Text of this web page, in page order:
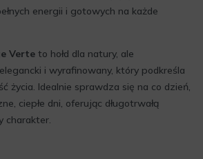
energii i gotowych na każde
Verte to hołd dla natury, ale
i wyrafinowany, który podkreśla
życia. Idealnie sprawdza się na co dzień,
ciepłe dni, oferując długotrwałą
charakter.